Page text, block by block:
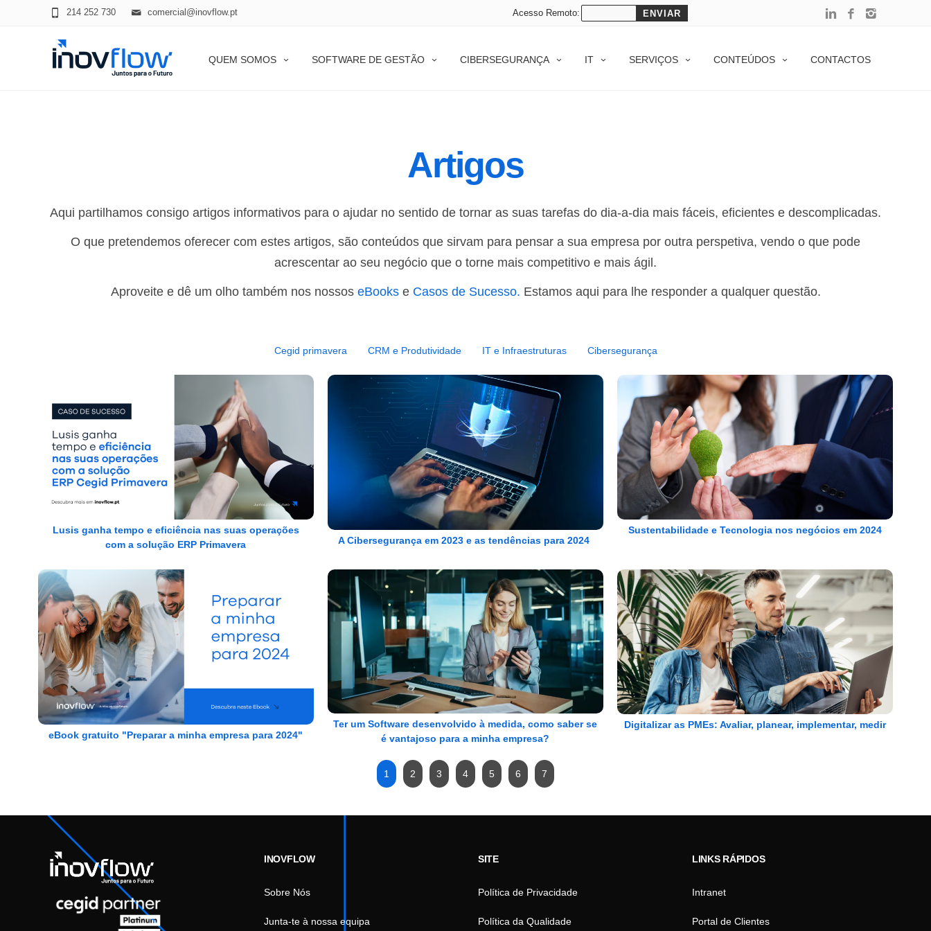
comercial@inovflow.pt
214 252 730 Acesso Remoto:
QUEM SOMOS SOFTWARE DE GESTÃO CIBERSEGURANÇA IT SERVIÇOS CONTEÚDOS CONTACTOS
Artigos
Aqui partilhamos consigo artigos informativos para o ajudar no sentido de tornar as suas tarefas do dia-a-dia mais fáceis, eficientes e descomplicadas.
O que pretendemos oferecer com estes artigos, são conteúdos que sirvam para pensar a sua empresa por outra perspetiva, vendo o que pode
acrescentar ao seu negócio que o torne mais competitivo e mais ágil.
Aproveite e dê um olho também nos nossos eBookse Casos de Sucesso. Estamos aqui para lhe responder a qualquer questão.
Cegid primavera CRM e Produtividade IT e Infraestruturas Cibersegurança
Lusis ganha tempo e eficiência nas suas operações
com a solução ERP Primavera
A Cibersegurança em 2023 e as tendências para 2024
Sustentabilidade e Tecnologia nos negócios em 2024
eBook gratuito "Preparar a minha empresa para 2024"
Ter um Software desenvolvido à medida, como saber se
é vantajoso para a minha empresa?
Digitalizar as PMEs: Avaliar, planear, implementar, medir
1 2 3 4 5 6 7
INOVFLOW
Sobre Nós
Junta-te à nossa equipa
SITE
Política de Privacidade
Política da Qualidade
LINKS RÁPIDOS
Intranet
Portal de Clientes
modal-check